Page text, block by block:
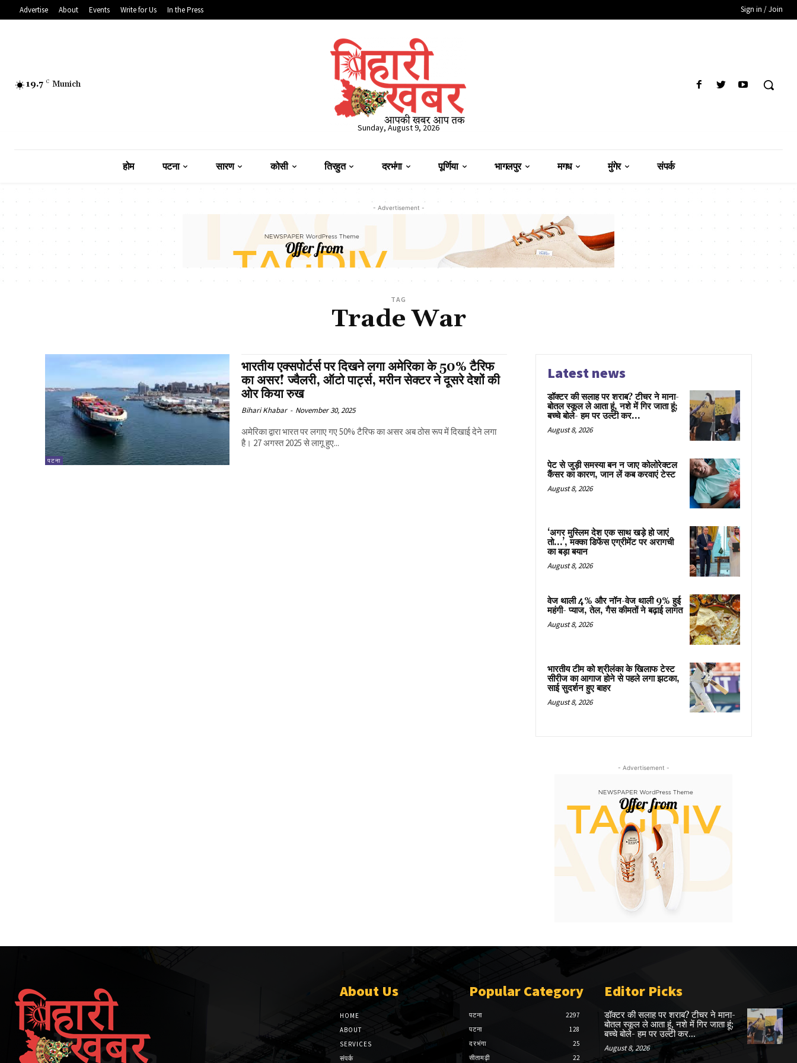
Advertise About Events Write for Us In the Press Sign in / Join
19.7 C Munich
Sunday, August 9, 2026
होम पटना सारण कोसी तिरहुत दरभंगा पूर्णिया भागलपुर मगध मुंगेर संपर्क
- Advertisement -
TAG
Trade War
पटना
भारतीय एक्सपोर्टर्स पर दिखने लगा अमेरिका के 50% टैरिफ
का असर! ज्वैलरी, ऑटो पार्ट्स, मरीन सेक्टर ने दूसरे देशों की
ओर किया रुख
Bihari Khabar - November 30, 2025
अमेरिका द्वारा भारत पर लगाए गए 50% टैरिफ का असर अब ठोस रूप में दिखाई देने लगा
है। 27 अगस्त 2025 से लागू हुए...
Latest news
डॉक्टर की सलाह पर शराब? टीचर ने माना-
बोतल स्कूल ले आता हूं, नशे में गिर जाता हूं;
बच्चे बोले- हम पर उल्टी कर...
August 8, 2026
पेट से जुड़ी समस्या बन न जाए कोलोरेक्टल
कैंसर का कारण, जान लें कब करवाएं टेस्ट
August 8, 2026
‘अगर मुस्लिम देश एक साथ खड़े हो जाएं
तो…’, मक्का डिफेंस एग्रीमेंट पर अरागची
का बड़ा बयान
August 8, 2026
वेज थाली 4% और नॉन-वेज थाली 9% हुई
महंगी- प्याज, तेल, गैस कीमतों ने बढ़ाई लागत
August 8, 2026
भारतीय टीम को श्रीलंका के खिलाफ टेस्ट
सीरीज का आगाज होने से पहले लगा झटका,
साई सुदर्शन हुए बाहर
August 8, 2026
- Advertisement -
About Us
HOME
ABOUT
SERVICES
संपर्क
Popular Category
पटना
2297
पटना
128
दरभंगा
25
सीतामढ़ी
22
Editor Picks
डॉक्टर की सलाह पर शराब? टीचर ने माना-
बोतल स्कूल ले आता हूं, नशे में गिर जाता हूं;
बच्चे बोले- हम पर उल्टी कर...
August 8, 2026